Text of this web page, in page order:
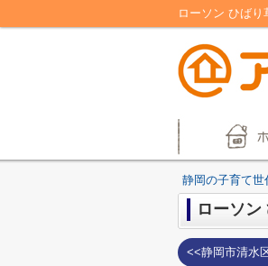
ローソン ひば
静岡の子育て世
ローソン
<<静岡市清水